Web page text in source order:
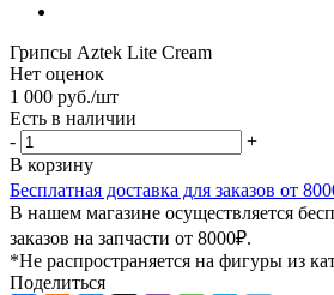
Грипсы Aztek Lite Cream
Нет оценок
1 000 руб./шт
Есть в наличии
-
+
В корзину
Бесплатная доставка для заказов от
В нашем магазине осуществляется
заказов на запчасти от 8000₽.
*Не распространяется на фигуры из
Поделиться